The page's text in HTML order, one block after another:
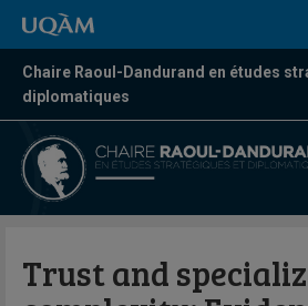
Chaire Raoul-Dandurand en études
diplomatiques
Trust and